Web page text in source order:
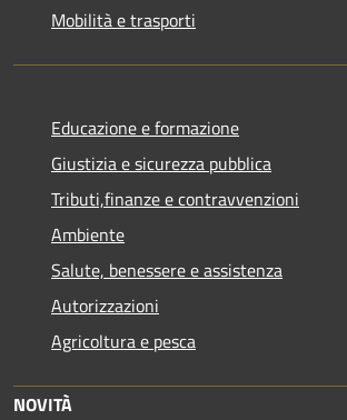
Mobilità e trasporti
Educazione e formazione
Giustizia e sicurezza pubblica
Tributi,finanze e contravvenzioni
Ambiente
Salute, benessere e assistenza
Autorizzazioni
Agricoltura e pesca
NOVITÀ